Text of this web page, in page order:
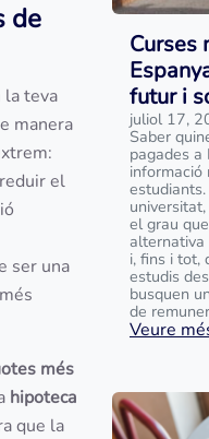
de
la teva
manera
el
ser una
més
hipoteca
que la
Curses
futur i
juliol 17,
Saber
pagades a
el grau
i, fins i tot,
estudis
busquen
de
Veure